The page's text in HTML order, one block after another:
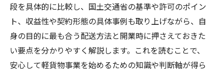
段を具体的に比較し、国土交通省の基準や許可のポイン
ト、収益性や契約形態の具体事例も取り上げながら、自
身の目的に最も合う配送方法と開業時に押さえておきた
い要点を分かりやすく解説します。これを読むことで、
安心して軽貨物事業を始めるための知識や判断軸が得ら